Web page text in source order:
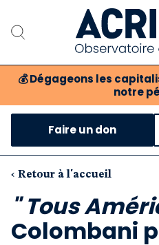
💰 Dégageons les
notre
Notre
Notre
Nos
Notre
Faire un don
‹ Retour à l'accueil
" Tous
Colombani